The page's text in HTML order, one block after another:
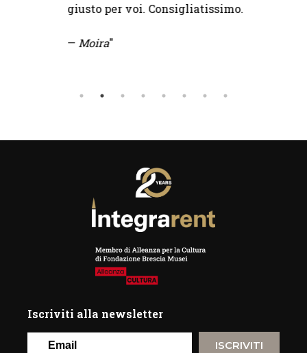
giusto per voi. Consigliatissimo.
Moira "
Iscriviti alla newsletter
ISCRIVITI